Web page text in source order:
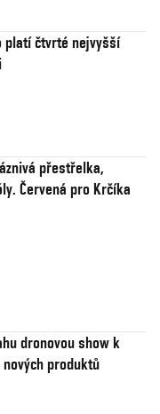
platí čtvrté nejvyšší
přestřelka,
Červená pro Krčíka
dronovou show k
produktů